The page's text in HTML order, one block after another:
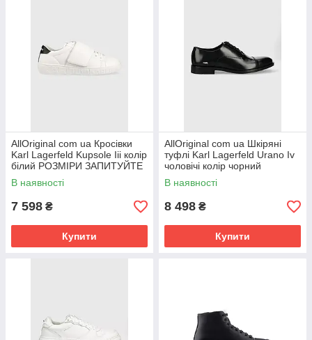
AllOriginal com ua Кросівки
Karl Lagerfeld Kupsole Iii колір
білий РОЗМІРИ ЗАПИТУЙТЕ
В наявності
7 598 ₴
Купити
AllOriginal com ua Шкіряні
туфлі Karl Lagerfeld Urano Iv
чоловічі колір чорний
РОЗМІРИ ЗАПИТУЙТЕ
В наявності
8 498 ₴
Купити